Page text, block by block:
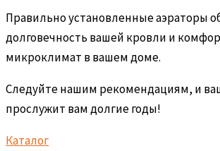
Правильно установленные аэраторы
долговечность вашей кровли и
микроклимат в вашем доме.
Следуйте нашим рекомендациям, и
прослужит вам долгие годы!
Каталог